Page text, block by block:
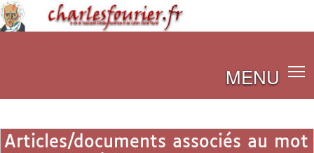
MENU
Articles/documents associés au mot